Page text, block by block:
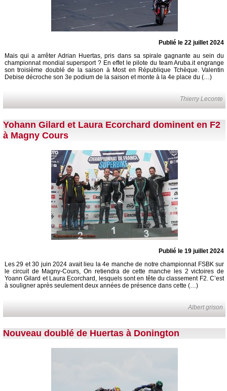
Publié le 22 juillet 2024
Mais qui a arrêter Adrian Huertas, pris dans sa spirale gagnante au sein du
championnat mondial supersport ? En effet le pilote du team Aruba.it engrange
son troisième doublé de la saison à Most en République Tchèque. Valentin
Debise décroche son 3e podium de la saison et monte à la 4e place du (…)
Thierry Leconte
Yohann Gilard et Laura Ecorchard dominent en F2
à Magny Cours
Publié le 19 juillet 2024
Les 29 et 30 juin 2024 avait lieu la 4e manche de notre championnat FSBK sur
le circuit de Magny-Cours, On retiendra de cette manche les 2 victoires de
Yoann Gilard et Laura Ecorchard, lesquels sont en tête du classement F2. C’est
à souligner après seulement deux années de présence dans cette (…)
Albert grison
Nouveau doublé de Huertas à Donington